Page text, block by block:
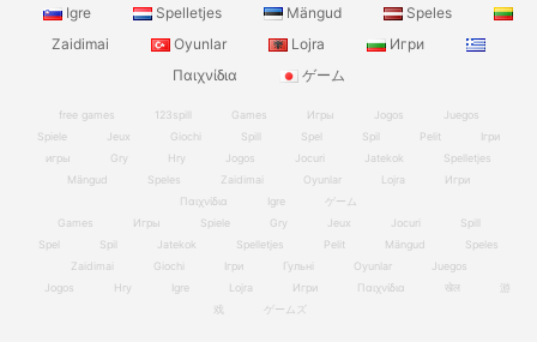
Igre
Spelletjes Mängud
Speles
Zaidimai
Oyunlar Lojra
Игри
Παιχνίδια
ゲーム
free games 123spill Games Игры Jogos
Juegos
Spiele
Jeux Giochi Spill Spel Spil Pelit
Ігри
игры
Gry Hry Jogos Jocuri Jatekok
Spelletjes
Mängud
Speles Zaidimai Oyunlar Lojra
Игри
Παιχνίδια
Igre
ゲーム
Games
Игры Spiele Gry Jeux Jocuri
Spill
Spel
Spil Jatekok Spelletjes Pelit Mängud
Speles
Zaidimai
Giochi Ігри Гульні Oyunlar
Juegos
Jogos
Hry Igre Lojra Игри Παιχνίδια खेल
游
戏
ゲームズ